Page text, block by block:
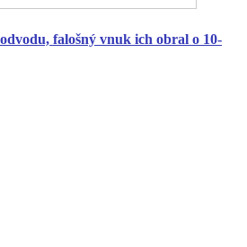
falošný vnuk ich obral o 10-